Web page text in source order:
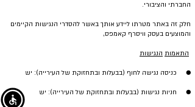
החברתי והציבורי.
חלק זה באתר מטרתו ליידע אותך באשר להסדרי הנגישות הקיימים
והמוצעים בעסק וויסרף קאמפס,
התאמות הנגישות
● כניסה נגישה לחוף (בבעלות ובתחזוקת של העירייה): יש
● חניות נגישות (בבעלות ובתחזוקת של העירייה): יש